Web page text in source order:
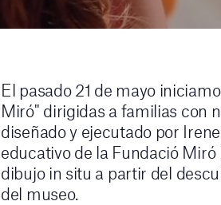
El pasado 21 de mayo
Miró" dirigidas a familias con
diseñado y ejecutado por
educativo de la Fundació
dibujo in situ a partir del
del museo.